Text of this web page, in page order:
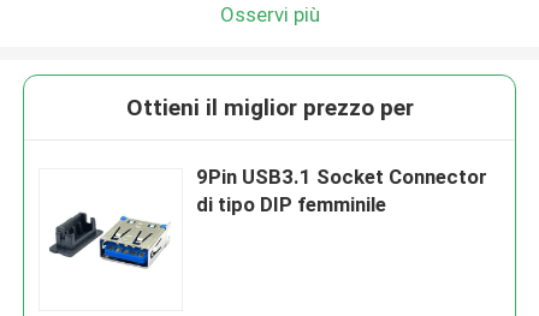
Osservi più
Ottieni il miglior prezzo per
9Pin USB3.1 Socket Connector
di tipo DIP femminile